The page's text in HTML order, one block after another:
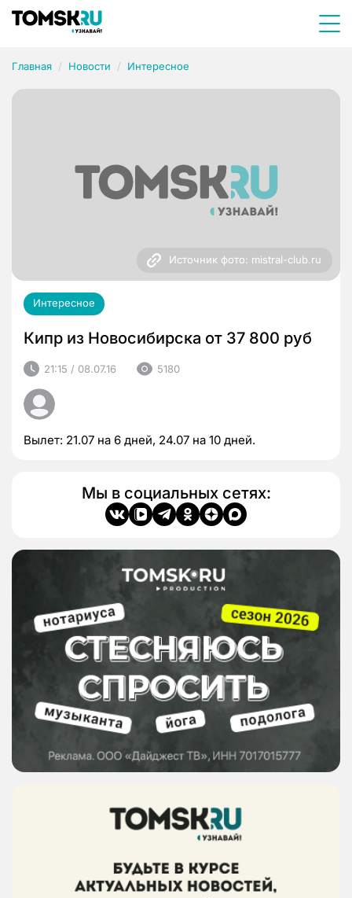
Главная Новости Интересное
Источник фото: mistral-club.ru
Интересное
Кипр из Новосибирска от 37 800 руб
21:15 / 08.07.16 5180
Вылет: 21.07 на 6 дней, 24.07 на 10 дней.
Мы в социальных сетях: